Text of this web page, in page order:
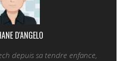
D'ANGELO
depuis sa tendre enfance,